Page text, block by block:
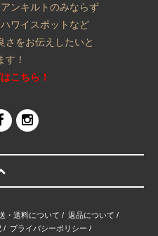
ンキルトのみならず
ワイスポットなど
さをお伝えしたいと
す！
こちら！
・送料について / 返品について /
/ プライバシーポリシー /